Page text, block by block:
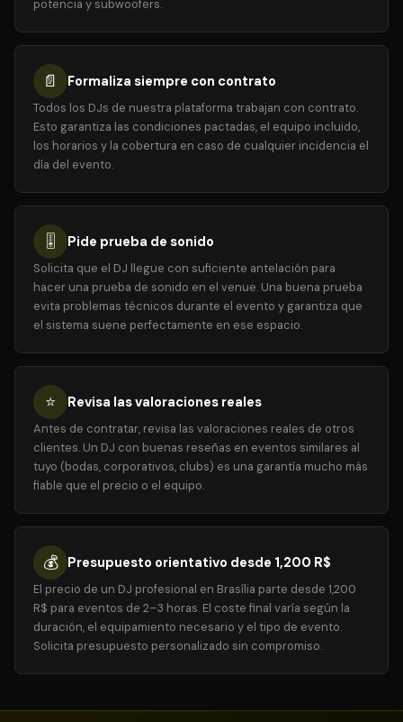
potencia y subwoofers.
📄 Formaliza siempre con contrato
Todos los DJs de nuestra plataforma trabajan con contrato.
Esto garantiza las condiciones pactadas, el equipo incluido,
los horarios y la cobertura en caso de cualquier incidencia el
día del evento.
🎚️ Pide prueba de sonido
Solicita que el DJ llegue con suficiente antelación para
hacer una prueba de sonido en el venue. Una buena prueba
evita problemas técnicos durante el evento y garantiza que
el sistema suene perfectamente en ese espacio.
⭐ Revisa las valoraciones reales
Antes de contratar, revisa las valoraciones reales de otros
clientes. Un DJ con buenas reseñas en eventos similares al
tuyo (bodas, corporativos, clubs) es una garantía mucho más
fiable que el precio o el equipo.
💰 Presupuesto orientativo desde 1,200 R$
El precio de un DJ profesional en Brasília parte desde 1,200
R$ para eventos de 2–3 horas. El coste final varía según la
duración, el equipamiento necesario y el tipo de evento.
Solicita presupuesto personalizado sin compromiso.